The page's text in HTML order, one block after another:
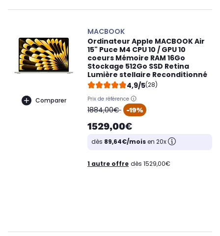
Comparer
MACBOOK
Ordinateur Apple MACBOOK Air
15" Puce M4 CPU 10 / GPU 10
coeurs Mémoire RAM 16Go
Stockage 512Go SSD Retina
Lumière stellaire Reconditionné
4,9/5(28)
Prix de référence
oldPrice
1884,00€ -19%
1529,00€
dès 89,64€/moisen 20x
1 autre offre dès 1529,00€